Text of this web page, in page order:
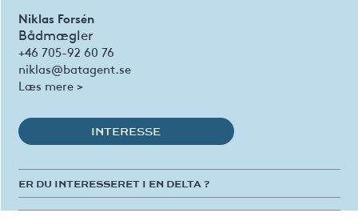
Niklas Forsén
Bådmægler
+46 705-92 60 76
niklas@batagent.se
Læs mere >
INTERESSE
ER DU INTERESSERET I EN DELTA ?